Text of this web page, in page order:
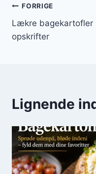
FORRIGE
Lækre bagekartofler
opskrifter
Lignende